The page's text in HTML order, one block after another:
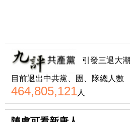
引發三退大潮
目前退出中共黨、團、隊總人數
464,805,121人